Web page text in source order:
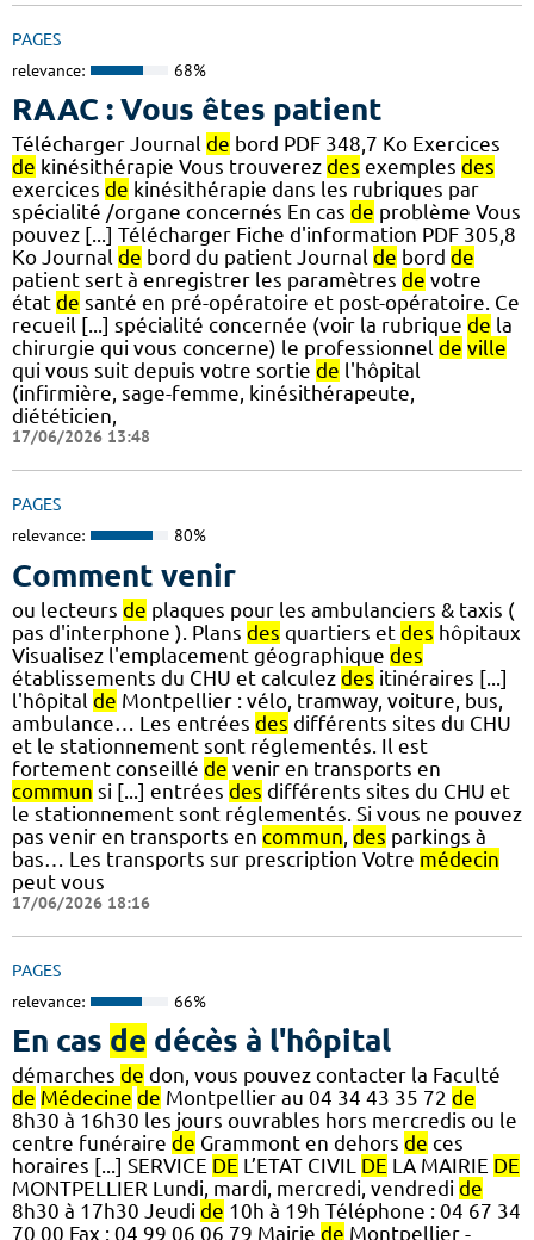
PAGES
relevance: 68%
RAAC : Vous êtes patient
Télécharger Journal de bord PDF 348,7 Ko Exercices
de kinésithérapie Vous trouverez des exemples des
exercices de kinésithérapie dans les rubriques par
spécialité /organe concernés En cas de problème Vous
pouvez [...] Télécharger Fiche d'information PDF 305,8
Ko Journal de bord du patient Journal de bord de
patient sert à enregistrer les paramètres de votre
état de santé en pré-opératoire et post-opératoire. Ce
recueil [...] spécialité concernée (voir la rubrique de la
chirurgie qui vous concerne) le professionnel de ville
qui vous suit depuis votre sortie de l'hôpital
(infirmière, sage-femme, kinésithérapeute,
diététicien,
17/06/2026 13:48
PAGES
relevance: 80%
Comment venir
ou lecteurs de plaques pour les ambulanciers & taxis (
pas d'interphone ). Plans des quartiers et des hôpitaux
Visualisez l'emplacement géographique des
établissements du CHU et calculez des itinéraires [...]
l'hôpital de Montpellier : vélo, tramway, voiture, bus,
ambulance… Les entrées des différents sites du CHU
et le stationnement sont réglementés. Il est
fortement conseillé de venir en transports en
commun si [...] entrées des différents sites du CHU et
le stationnement sont réglementés. Si vous ne pouvez
pas venir en transports en commun des parkings à
bas… Les transports sur prescription Votre médecin
peut vous
17/06/2026 18:16
PAGES
relevance: 66%
En cas de décès à l'hôpital
démarches de don, vous pouvez contacter la Faculté
de Médecine de Montpellier au 04 34 43 35 72 de
8h30 à 16h30 les jours ouvrables hors mercredis ou le
centre funéraire de Grammont en dehors de ces
horaires [...] SERVICE DE L’ETAT CIVIL DE LA MAIRIE DE
MONTPELLIER Lundi, mardi, mercredi, vendredi de
8h30 à 17h30 Jeudi de 10h à 19h Téléphone : 04 67 34
70 00 Fax : 04 99 06 06 79 Mairie de Montpellier -